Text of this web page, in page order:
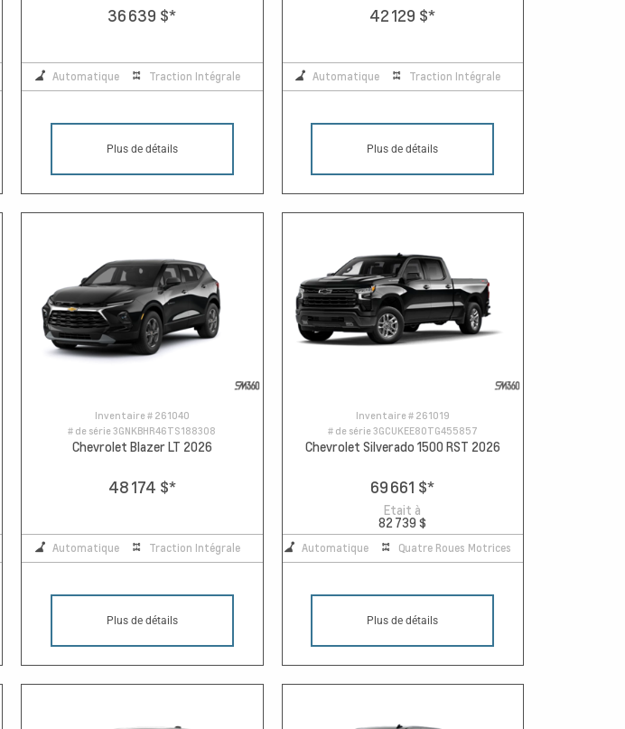
36 639 $*
Automatique Traction Intégrale
Plus de détails
42 129 $*
Automatique Traction Intégrale
Plus de détails
Inventaire # 261040
# de série3GNKBHR46TS188308
Chevrolet Blazer LT 2026
48 174 $*
Automatique Traction Intégrale
Plus de détails
Inventaire # 261019
# de série3GCUKEE80TG455857
Chevrolet Silverado 1500 RST 2026
69 661 $*
Etait à
82 739 $
Automatique Quatre Roues Motrices
Plus de détails